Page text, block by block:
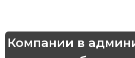
Компании в